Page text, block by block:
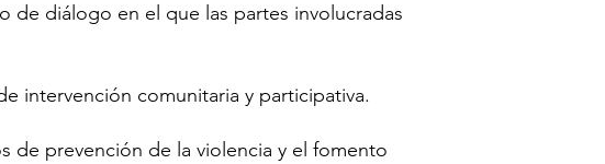
de diálogo en el que las partes involucradas
intervención comunitaria y participativa.
de prevención de la violencia y el fomento